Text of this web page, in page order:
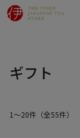
ギフト
1～20件 （ 55件）